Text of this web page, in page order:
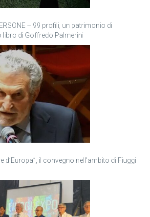
– 99 profili, un patrimonio di
libro di Goffredo Palmerini
d’Europa”, il convegno nell’ambito di Fiuggi